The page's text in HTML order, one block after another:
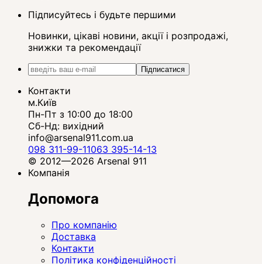
Підписуйтесь і будьте першими
Новинки, цікаві новини, акції і розпродажі,
знижки та рекомендації
Підписатися
Контакти
м.Київ
Пн-Пт з 10:00 до 18:00
Сб-Нд: вихідний
info@arsenal911.com.ua
098 311-99-11063 395-14-13
© 2012—2026 Arsenal 911
Компанія
Допомога
Про компанію
Доставка
Контакти
Політика конфіденційності